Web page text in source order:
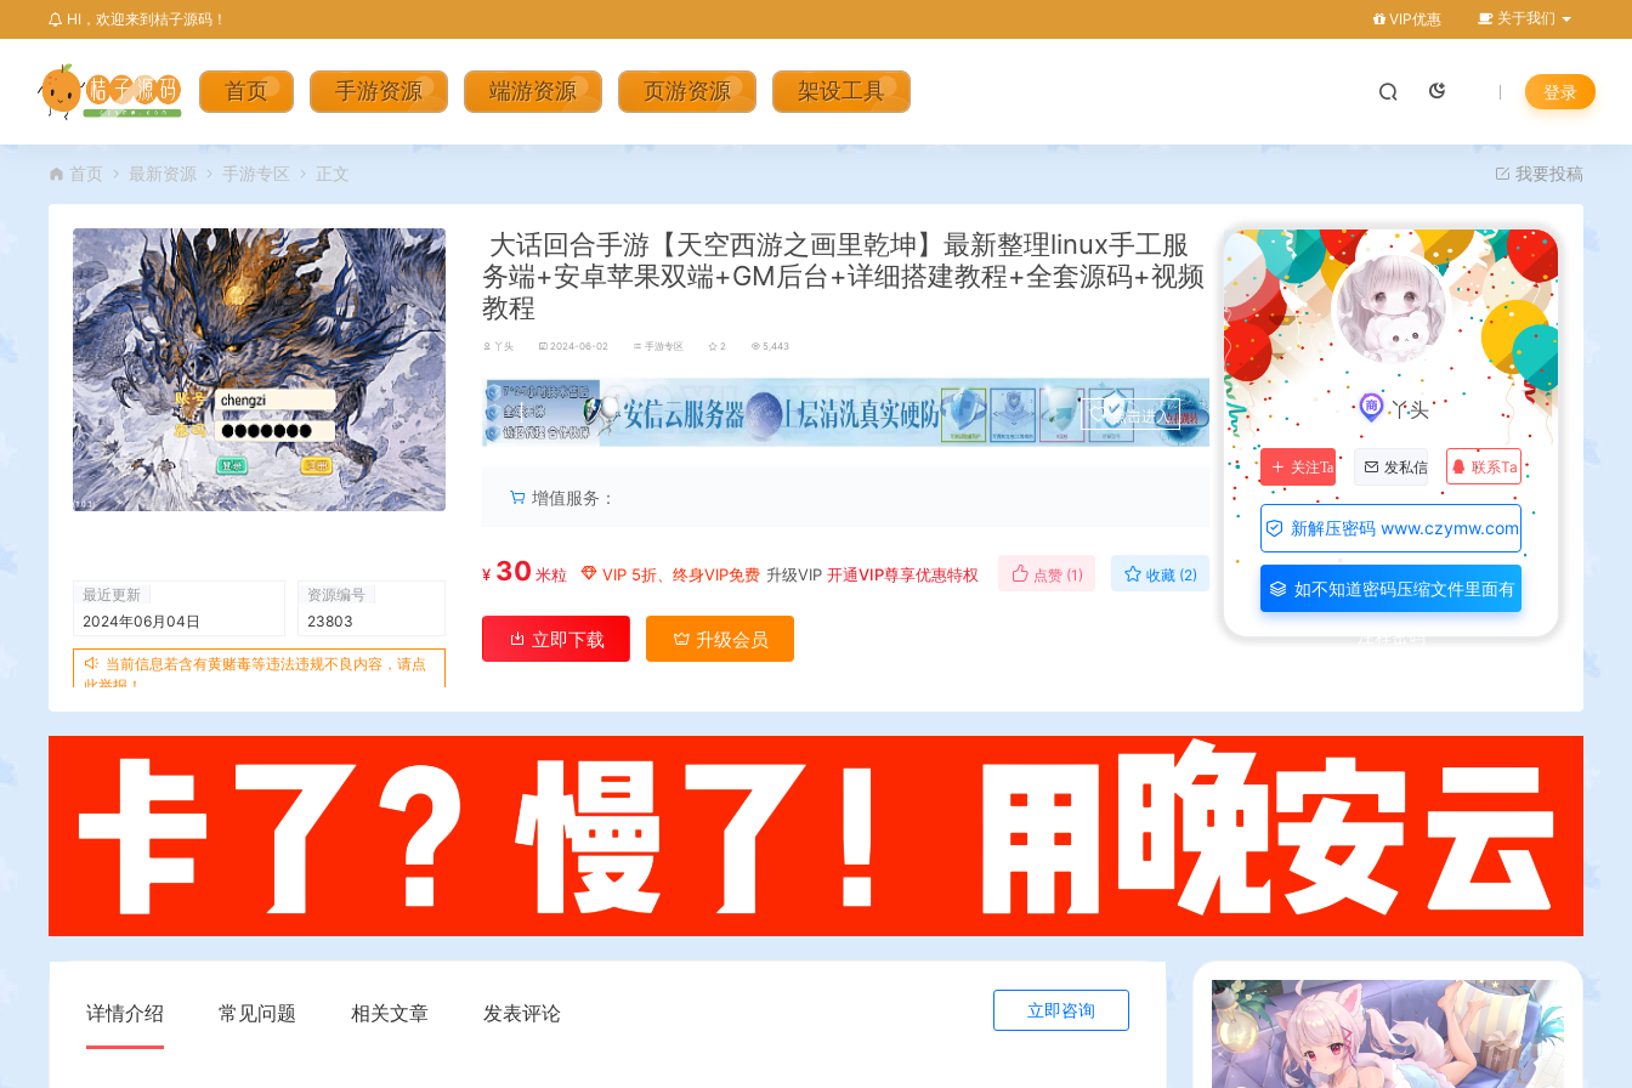
HI，欢迎来到桔子源码！ VIP优惠 关于我们
首页 手游资源 端游资源 页游资源 架设工具 登录
首页 最新资源 手游专区 正文 我要投稿
最近更新
2024年06月04日
资源编号
23803
当前信息若含有黄赌毒等违法违规不良内容，请点
此举报！
大话回合手游【天空西游之画里乾坤】最新整理linux手工服
务端+安卓苹果双端+GM后台+详细搭建教程+全套源码+视频
教程
丫头 2024-06-02 手游专区 2 5,443
丨 点击进入
增值服务：
¥ 30 米粒 VIP 5折、终身VIP免费 升级VIP 开通VIP尊享优惠特权 点赞 (1) 收藏 (2)
立即下载 升级会员
丫头
关注Ta 发私信 联系Ta
新解压密码 www.czymw.com
如不知道密码压缩文件里面有
详情介绍 常见问题 相关文章 发表评论 立即咨询